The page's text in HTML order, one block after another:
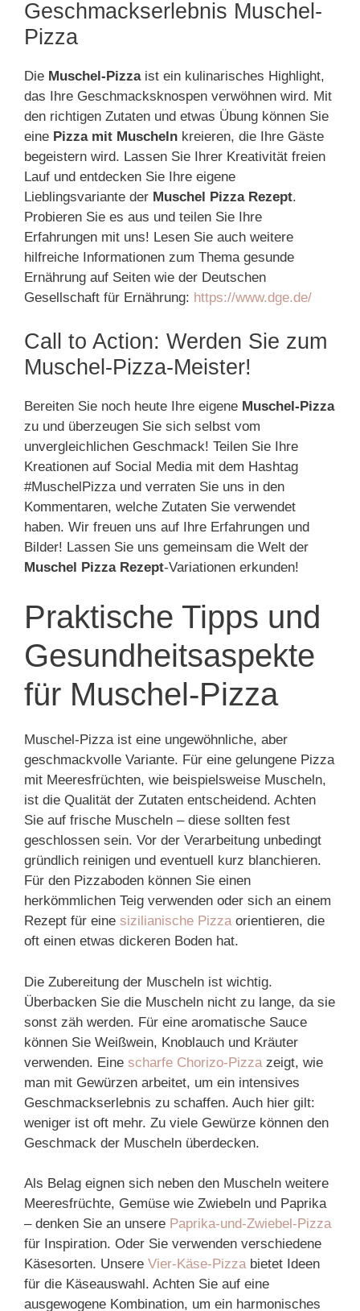
Geschmackserlebnis Muschel-
Pizza
Die Muschel-Pizzaist ein kulinarisches Highlight,
das Ihre Geschmacksknospen verwöhnen wird. Mit
den richtigen Zutaten und etwas Übung können Sie
eine Pizza mit Muscheln kreieren, die Ihre Gäste
begeistern wird. Lassen Sie Ihrer Kreativität freien
Lauf und entdecken Sie Ihre eigene
Lieblingsvariante der Muschel Pizza Rezept.
Probieren Sie es aus und teilen Sie Ihre
Erfahrungen mit uns! Lesen Sie auch weitere
hilfreiche Informationen zum Thema gesunde
Ernährung auf Seiten wie der Deutschen
Gesellschaft für Ernährung: https://www.dge.de/
Call to Action: Werden Sie zum
Muschel-Pizza-Meister!
Bereiten Sie noch heute Ihre eigene Muschel-Pizza
zu und überzeugen Sie sich selbst vom
unvergleichlichen Geschmack! Teilen Sie Ihre
Kreationen auf Social Media mit dem Hashtag
#MuschelPizza und verraten Sie uns in den
Kommentaren, welche Zutaten Sie verwendet
haben. Wir freuen uns auf Ihre Erfahrungen und
Bilder! Lassen Sie uns gemeinsam die Welt der
Muschel Pizza Rezept-Variationen erkunden!
Praktische Tipps und
Gesundheitsaspekte
für Muschel-Pizza
Muschel-Pizza ist eine ungewöhnliche, aber
geschmackvolle Variante. Für eine gelungene Pizza
mit Meeresfrüchten, wie beispielsweise Muscheln,
ist die Qualität der Zutaten entscheidend. Achten
Sie auf frische Muscheln – diese sollten fest
geschlossen sein. Vor der Verarbeitung unbedingt
gründlich reinigen und eventuell kurz blanchieren.
Für den Pizzaboden können Sie einen
herkömmlichen Teig verwenden oder sich an einem
Rezept für eine sizilianische Pizzaorientieren, die
oft einen etwas dickeren Boden hat.
Die Zubereitung der Muscheln ist wichtig.
Überbacken Sie die Muscheln nicht zu lange, da sie
sonst zäh werden. Für eine aromatische Sauce
können Sie Weißwein, Knoblauch und Kräuter
verwenden. Eine scharfe Chorizo-Pizza zeigt, wie
man mit Gewürzen arbeitet, um ein intensives
Geschmackserlebnis zu schaffen. Auch hier gilt:
weniger ist oft mehr. Zu viele Gewürze können den
Geschmack der Muscheln überdecken.
Als Belag eignen sich neben den Muscheln weitere
Meeresfrüchte, Gemüse wie Zwiebeln und Paprika
– denken Sie an unsere Paprika-und-Zwiebel-Pizza
für Inspiration. Oder Sie verwenden verschiedene
Käsesorten. Unsere Vier-Käse-Pizzabietet Ideen
für die Käseauswahl. Achten Sie auf eine
ausgewogene Kombination, um ein harmonisches